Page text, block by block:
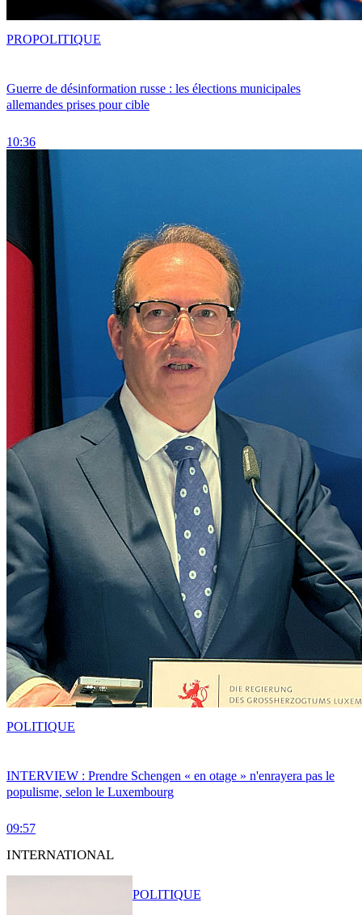
Guerre de désinformation russe : les élections municipales
allemandes prises pour cible
10:36
PROPOLITIQUE
INTERVIEW : Prendre Schengen « en otage » n'enrayera pas le
populisme, selon le Luxembourg
09:57
POLITIQUE
INTERNATIONAL
POLITIQUE